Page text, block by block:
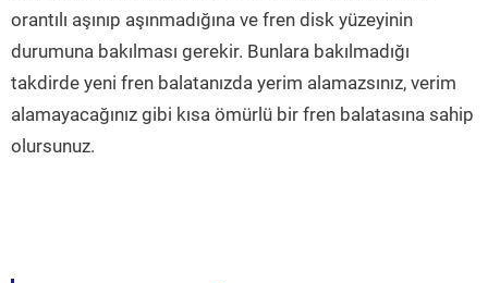
orantılı aşınıp aşınmadığına ve fren disk yüzeyinin
durumuna bakılması gerekir. Bunlara bakılmadığı
takdirde yeni fren balatanızda yerim alamazsınız, verim
alamayacağınız gibi kısa ömürlü bir fren balatasına sahip
olursunuz.